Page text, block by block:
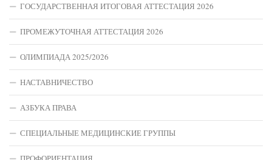
ГОСУДАРСТВЕННАЯ ИТОГОВАЯ АТТЕСТАЦИЯ 2026
ПРОМЕЖУТОЧНАЯ АТТЕСТАЦИЯ 2026
ОЛИМПИАДА 2025/2026
НАСТАВНИЧЕСТВО
АЗБУКА ПРАВА
СПЕЦИАЛЬНЫЕ МЕДИЦИНСКИЕ ГРУППЫ